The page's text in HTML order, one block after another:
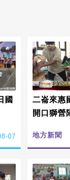
國
07
二崙來惠
開口獅營
地方新聞